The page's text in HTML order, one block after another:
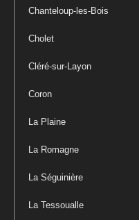
Chanteloup-les-Bois
Cholet
Cléré-sur-Layon
Coron
La Plaine
La Romagne
La Séguinière
La Tessoualle